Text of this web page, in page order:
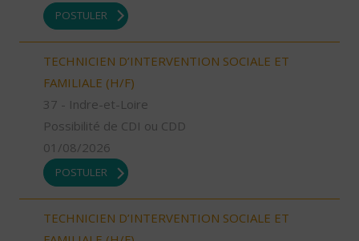
POSTULER
TECHNICIEN D’INTERVENTION SOCIALE ET
FAMILIALE (H/F)
37 - Indre-et-Loire
Possibilité de CDI ou CDD
01/08/2026
POSTULER
TECHNICIEN D’INTERVENTION SOCIALE ET